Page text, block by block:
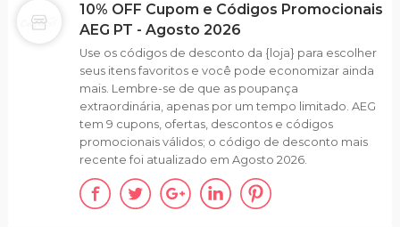
10% OFF Cupom e Códigos Promocionais
AEG PT - Agosto 2026
Use os códigos de desconto da {loja} para escolher
seus itens favoritos e você pode economizar ainda
mais. Lembre-se de que as poupança
extraordinária, apenas por um tempo limitado. AEG
tem 9 cupons, ofertas, descontos e códigos
promocionais válidos; o código de desconto mais
recente foi atualizado em Agosto 2026.